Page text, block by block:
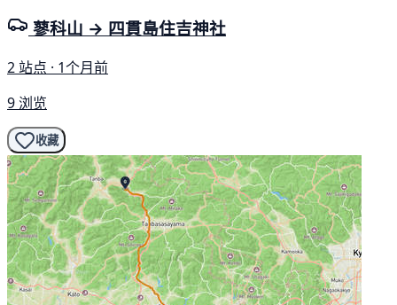
蓼科山 → 四貫島住吉神社
2 站点 · 1个月前
9 浏览
收藏